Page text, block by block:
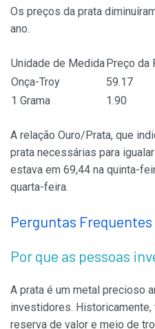
Os preços da prata
ano.
Unidade de Medida Preço da
Onça-Troy
59.17
1 Grama
1.90
A relação Ouro/Prata, que
prata necessárias para
estava em 69,44 na quinta-
quarta-feira.
Perguntas
Por que as pessoas
A prata é um metal precioso
investidores.
reserva de valor e meio de